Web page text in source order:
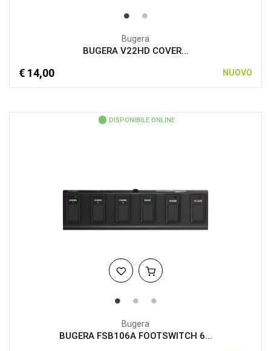
Bugera
BUGERA V22HD COVER...
€ 14,00 NUOVO
DISPONIBILE ONLINE
Bugera
BUGERA FSB106A FOOTSWITCH 6...